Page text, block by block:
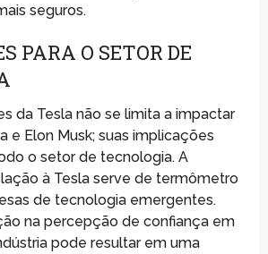
seguros.
PARA O SETOR DE
da Tesla não se limita a impactar
e Elon Musk; suas implicações
o setor de tecnologia. A
à Tesla serve de termômetro
de tecnologia emergentes.
na percepção de confiança em
pode resultar em uma